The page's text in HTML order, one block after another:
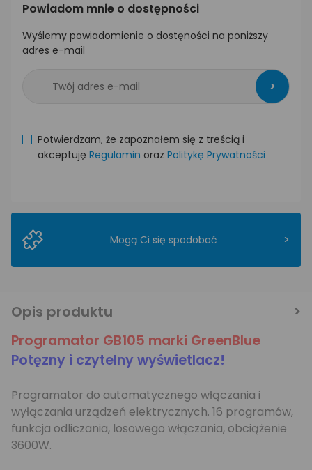
Powiadom mnie o dostępności
Wyślemy powiadomienie o dostęności na poniższy
adres e-mail
>
Potwierdzam, że zapoznałem się z treścią i
akceptuję Regulamin oraz Politykę Prywatności
Mogą Ci się spodobać >
Opis produktu
Programator GB105 marki GreenBlue
Potęzny i czytelny wyświetlacz!
Programator do automatycznego włączania i
wyłączania urządzeń elektrycznych. 16 programów,
funkcja odliczania, losowego włączania, obciążenie
3600W.